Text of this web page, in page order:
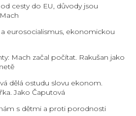
cesty do EU, důvody jsou
a eurosocialismus, ekonomickou
Mach začal počítat. Rakušan jako
dělá ostudu slovu ekonom.
Jako Čaputová
s dětmi a proti porodnosti